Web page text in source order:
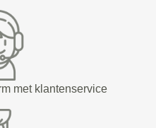
met klantenservice